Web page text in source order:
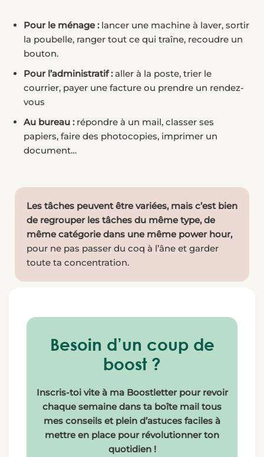
Pour le ménage : lancer une machine à laver, sortir
la poubelle, ranger tout ce qui traîne, recoudre un
bouton.
Pour l’administratif :aller à la poste, trier le
courrier, payer une facture ou prendre un rendez-
vous
Au bureau : répondre à un mail, classer ses
papiers, faire des photocopies, imprimer un
document…
Les tâches peuvent être variées, mais c’est bien
de regrouper les tâches du même type, de
même catégorie dans une même power hour,
pour ne pas passer du coq à l’âne et garder
toute ta concentration.
Besoin d’un coup de
boost ?
Inscris-toi vite à ma Boostletter pour revoir
chaque semaine dans ta boîte mail tous
mes conseils et plein d’astuces faciles à
mettre en place pour révolutionner ton
quotidien !